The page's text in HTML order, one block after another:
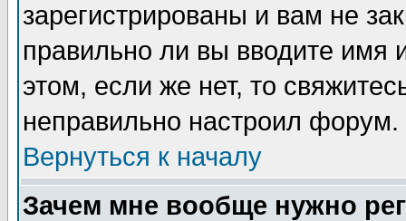
зарегистрированы и вам не
правильно ли вы вводите
этом, если же нет, то
неправильно настроил форум.
Вернуться к началу
Зачем мне вообще нужно